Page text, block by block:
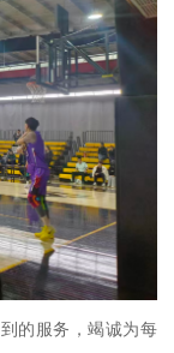
的服务，竭诚为每